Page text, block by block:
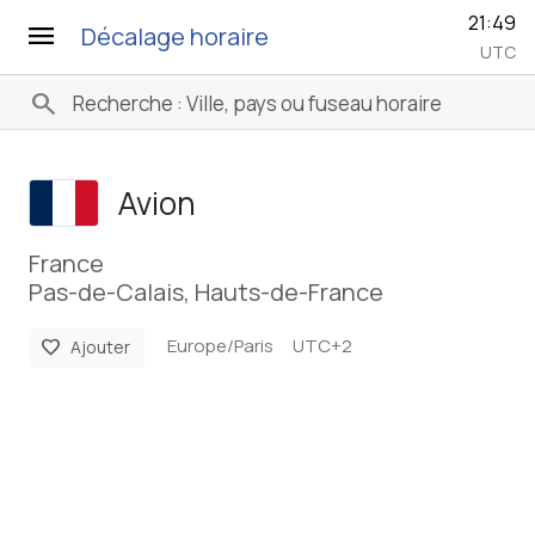
menu Décalage horaire 21:49
UTC
search
Avion
France
Pas-de-Calais, Hauts-de-France
favorite Ajouter Europe/Paris UTC+2